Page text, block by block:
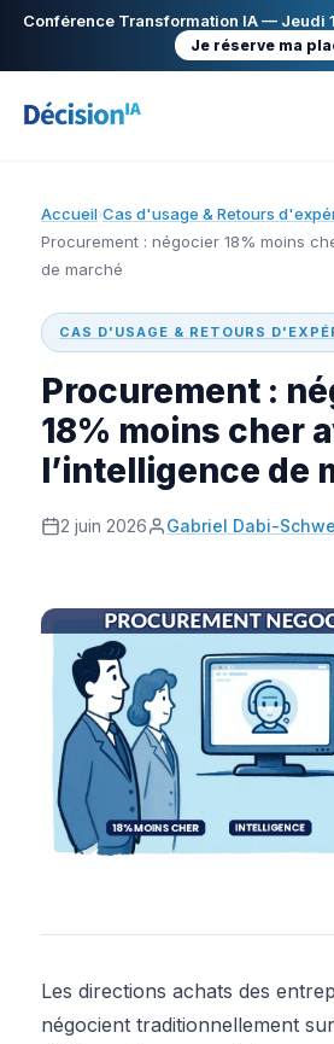
Conférence Transformation IA — Jeudi
Je réserve ma
Accueil›Cas d'usage & Retours
Procurement : négocier 18% moins
de marché
CAS D'USAGE & RETOURS
Procurement :
18% moins cher
l’intelligence de
2 juin 2026 Gabriel Dabi-
Les directions achats des
négocient traditionnellement